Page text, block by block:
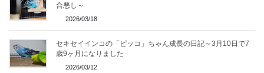
合悪し～
2026/03/18
セキセイインコの「ピッコ」ちゃん成長の日記～3月10日で7
歳9ヶ月になりました
2026/03/12